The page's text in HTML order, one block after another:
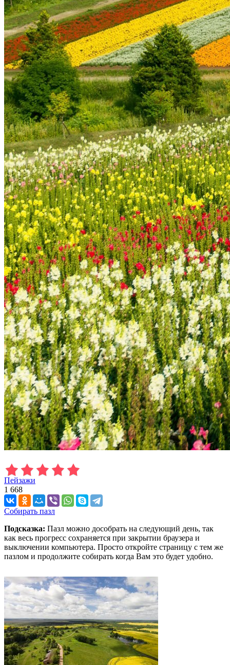
Пейзажи
1 668
Собирать пазл
Подсказка: Пазл можно дособрать на следующий день, так
как весь прогресс сохраняется при закрытии браузера и
выключении компьютера. Просто откройте страницу с тем же
пазлом и продолжите собирать когда Вам это будет удобно.